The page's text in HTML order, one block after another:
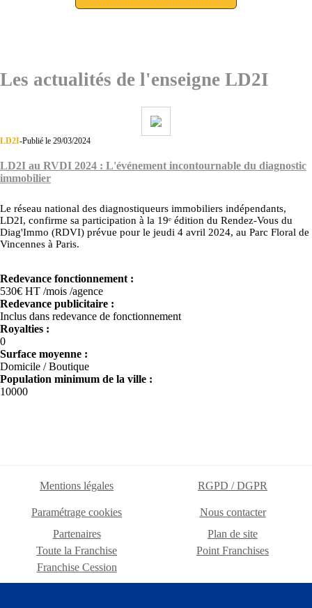
Les actualités de l'enseigne LD2I
LD2I-Publié le 29/03/2024
LD2I au RVDI 2024 : L'événement incontournable du diagnostic
immobilier
Le réseau national des diagnostiqueurs immobiliers indépendants,
LD2I, confirme sa participation à la 19ᵉ édition du Rendez-Vous du
Diag'Immo (RDVI) prévue pour le jeudi 4 avril 2024, au Parc Floral de
Vincennes à Paris.
Redevance fonctionnement :
530€ HT /mois /agence
Redevance publicitaire :
Inclus dans redevance de fonctionnement
Royalties :
0
Surface moyenne :
Domicile / Boutique
Population minimum de la ville :
10000
Mentions légales RGPD / DGPR
Paramétrage cookies
Nous contacter
Partenaires
Plan de site
Toute la Franchise
Point Franchises
Franchise Cession